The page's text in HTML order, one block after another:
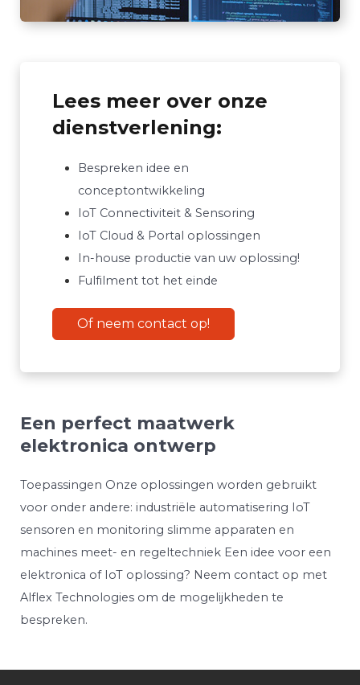
Lees meer over onze
dienstverlening:
Bespreken idee en
conceptontwikkeling
IoT Connectiviteit & Sensoring
IoT Cloud & Portal oplossingen
In-house productie van uw oplossing!
Fulfilment tot het einde
Of neem contact op!
Een perfect maatwerk
elektronica ontwerp
Toepassingen Onze oplossingen worden gebruikt
voor onder andere: industriële automatisering IoT
sensoren en monitoring slimme apparaten en
machines meet- en regeltechniek Een idee voor een
elektronica of IoT oplossing? Neem contact op met
Alflex Technologies om de mogelijkheden te
bespreken.